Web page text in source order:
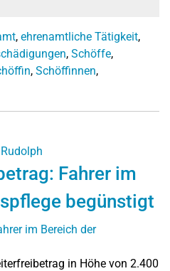
, ehrenamtliche Tätigkeit,
, Schöffe,
, Schöffinnen,
Fahrer im
begünstigt
in Höhe von 2.400